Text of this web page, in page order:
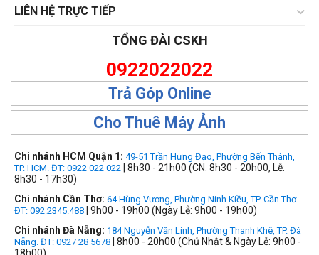
LIÊN HỆ TRỰC TIẾP
TỔNG ĐÀI CSKH
0922022022
Trả Góp Online
Cho Thuê Máy Ảnh
Chi nhánh HCM Quận 1: 49-51 Trần Hưng Đạo, Phường Bến Thành,
TP. HCM. ĐT: 0922 022 022 | 8h30 - 21h00 (CN: 8h30 - 20h00, Lễ:
8h30 - 17h30)
Chi nhánh Cần Thơ: 64 Hùng Vương, Phường Ninh Kiều, TP. Cần Thơ.
ĐT: 092.2345.488 | 9h00 - 19h00 (Ngày Lễ: 9h00 - 19h00)
Chi nhánh Đà Nẵng: 184 Nguyễn Văn Linh, Phường Thanh Khê, TP. Đà
Nẵng. ĐT: 0927 28 5678 | 8h00 - 20h00 (Chủ Nhật & Ngày Lễ: 9h00 -